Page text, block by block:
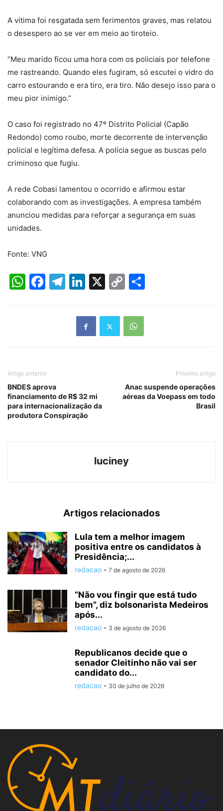
A vítima foi resgatada sem ferimentos graves, mas relatou
o desespero ao se ver em meio ao tiroteio.
“Meu marido ficou uma hora com os policiais por telefone
me rastreando. Quando eles fugiram, só escutei o vidro do
carro estourando e era tiro, era tiro. Não desejo isso para o
meu pior inimigo.”
O caso foi registrado no 47º Distrito Policial (Capão
Redondo) como roubo, morte decorrente de intervenção
policial e legítima defesa. A polícia segue as buscas pelo
criminoso que fugiu.
A rede Cobasi lamentou o ocorrido e afirmou estar
colaborando com as investigações. A empresa também
anunciou medidas para reforçar a segurança em suas
unidades.
Fonte: VNG
WhatsApp
Facebook
Telegram
LinkedIn
X
Copy
Artigo anterior
BNDES aprova
financiamento de R$ 32 mi
para internacionalização da
produtora Conspiração
Próximo artigo
Anac suspende operações
aéreas da Voepass em todo
Brasil
luciney
Artigos relacionados
Lula tem a melhor imagem
positiva entre os candidatos à
Presidência;...
redacao - 7 de agosto de 2026
“Não vou fingir que está tudo
bem”, diz bolsonarista Medeiros
após...
redacao - 3 de agosto de 2026
Republicanos decide que o
senador Cleitinho não vai ser
candidato do...
redacao - 30 de julho de 2026